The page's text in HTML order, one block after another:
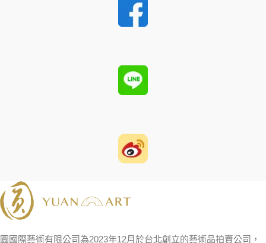
圓國際藝術有限公司為2023年12月於台北創立的藝術品拍賣公司，